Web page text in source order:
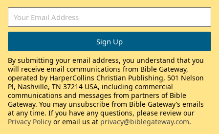
By submitting your email address, you understand that you
will receive email communications from Bible Gateway,
operated by HarperCollins Christian Publishing, 501 Nelson
Pl, Nashville, TN 37214 USA, including commercial
communications and messages from partners of Bible
Gateway. You may unsubscribe from Bible Gateway’s emails
at any time. If you have any questions, please review our
Privacy Policy or email us at privacy@biblegateway.com.